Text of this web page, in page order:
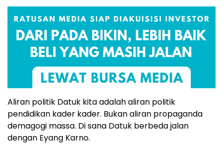
Aliran politik Datuk kita adalah aliran politik
pendidikan kader kader. Bukan aliran propaganda
demagogi massa. Di sana Datuk berbeda jalan
dengan Eyang Karno.